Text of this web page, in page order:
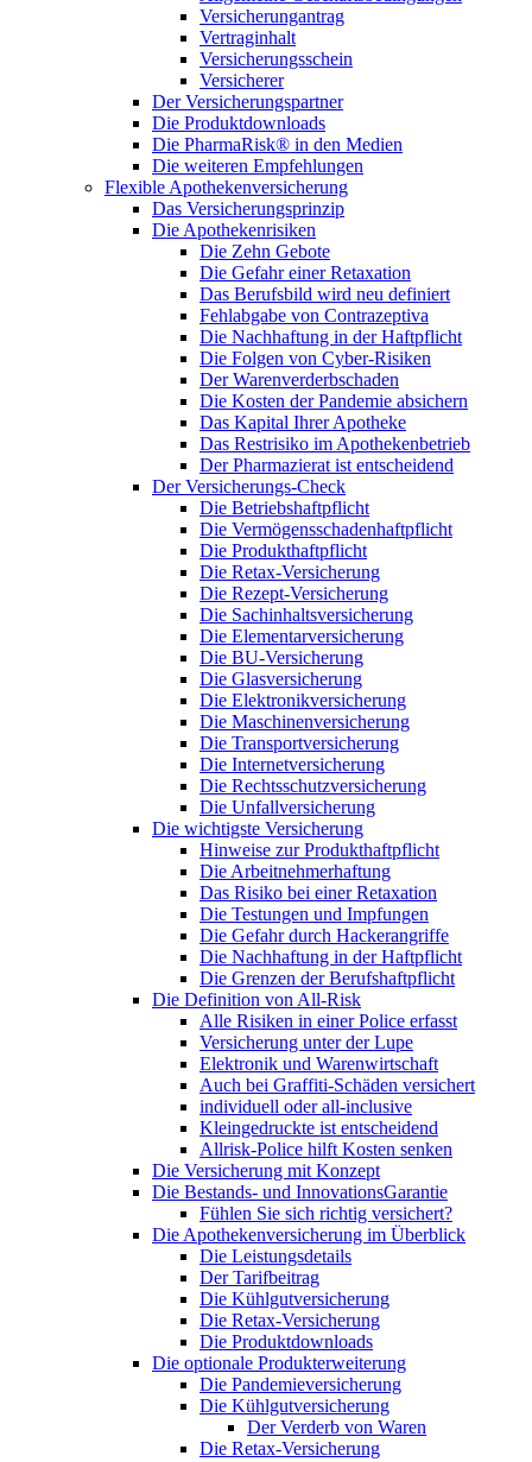
Versicherungantrag
Vertraginhalt
Versicherungsschein
Versicherer
Der Versicherungspartner
Die Produktdownloads
Die PharmaRisk® in den Medien
Die weiteren Empfehlungen
Flexible Apothekenversicherung
Das Versicherungsprinzip
Die Apothekenrisiken
Die Zehn Gebote
Die Gefahr einer Retaxation
Das Berufsbild wird neu definiert
Fehlabgabe von Contrazeptiva
Die Nachhaftung in der Haftpflicht
Die Folgen von Cyber-Risiken
Der Warenverderbschaden
Die Kosten der Pandemie absichern
Das Kapital Ihrer Apotheke
Das Restrisiko im Apothekenbetrieb
Der Pharmazierat ist entscheidend
Der Versicherungs-Check
Die Betriebshaftpflicht
Die Vermögensschadenhaftpflicht
Die Produkthaftpflicht
Die Retax-Versicherung
Die Rezept-Versicherung
Die Sachinhaltsversicherung
Die Elementarversicherung
Die BU-Versicherung
Die Glasversicherung
Die Elektronikversicherung
Die Maschinenversicherung
Die Transportversicherung
Die Internetversicherung
Die Rechtsschutzversicherung
Die Unfallversicherung
Die wichtigste Versicherung
Hinweise zur Produkthaftpflicht
Die Arbeitnehmerhaftung
Das Risiko bei einer Retaxation
Die Testungen und Impfungen
Die Gefahr durch Hackerangriffe
Die Nachhaftung in der Haftpflicht
Die Grenzen der Berufshaftpflicht
Die Definition von All-Risk
Alle Risiken in einer Police erfasst
Versicherung unter der Lupe
Elektronik und Warenwirtschaft
Auch bei Graffiti-Schäden versichert
individuell oder all-inclusive
Kleingedruckte ist entscheidend
Allrisk-Police hilft Kosten senken
Die Versicherung mit Konzept
Die Bestands- und InnovationsGarantie
Fühlen Sie sich richtig versichert?
Die Apothekenversicherung im Überblick
Die Leistungsdetails
Der Tarifbeitrag
Die Kühlgutversicherung
Die Retax-Versicherung
Die Produktdownloads
Die optionale Produkterweiterung
Die Pandemieversicherung
Die Kühlgutversicherung
Der Verderb von Waren
Die Retax-Versicherung